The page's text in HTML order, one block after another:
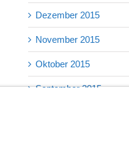
Dezember 2015
November 2015
Oktober 2015
September 2015